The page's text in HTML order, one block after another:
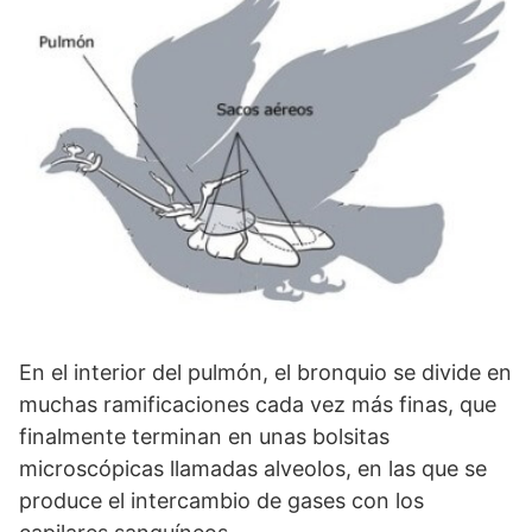
En el interior del pulmón, el bronquio se divide en
muchas ramificaciones cada vez más finas, que
finalmente terminan en unas bolsitas
microscópicas llamadas alveolos, en las que se
produce el intercambio de gases con los